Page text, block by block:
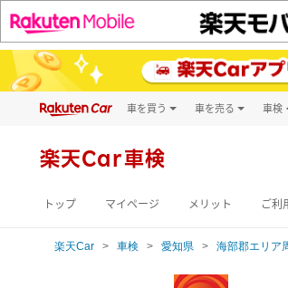
車を買う
新車
車を売る 車検
楽天Car車検
トップ マイページ メリット ご利
楽天Car 車検 愛知県 海部郡エリア